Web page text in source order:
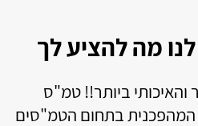
טלפון עם הקראה או
טלפון זה מתאים לאנשים
למבוגרים או עם קושי